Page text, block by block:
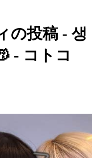
の投稿 - 생
- コトコ